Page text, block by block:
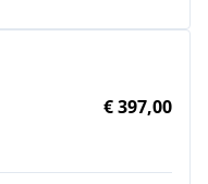
€ 397,00